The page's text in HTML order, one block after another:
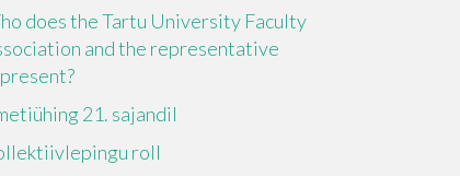
does the Tartu University Faculty
and the representative
21. sajandil
roll